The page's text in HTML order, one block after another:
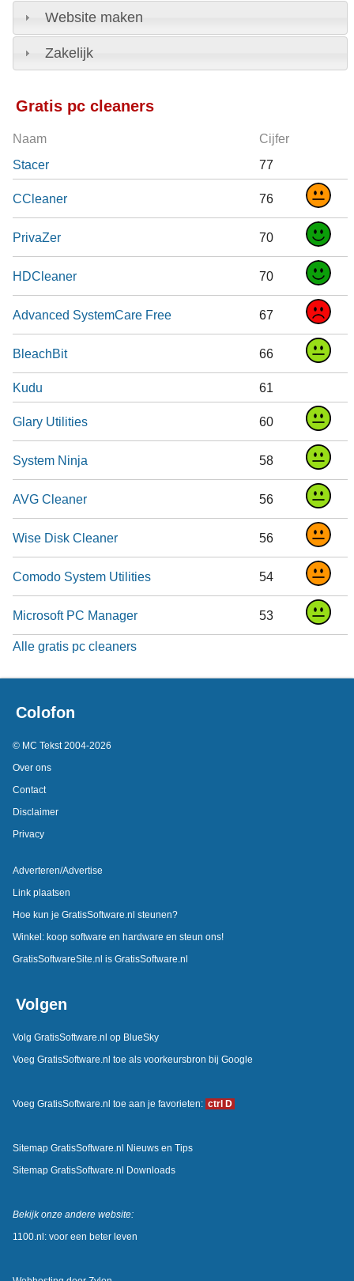
Website maken
Zakelijk
Gratis pc cleaners
Naam Cijfer
Stacer 77
CCleaner 76
PrivaZer 70
HDCleaner 70
Advanced SystemCare Free 67
BleachBit 66
Kudu 61
Glary Utilities 60
System Ninja 58
AVG Cleaner 56
Wise Disk Cleaner 56
Comodo System Utilities 54
Microsoft PC Manager 53
Alle gratis pc cleaners
Colofon
© MC Tekst 2004-2026
Over ons
Contact
Disclaimer
Privacy
Adverteren/Advertise
Link plaatsen
Hoe kun je GratisSoftware.nl steunen?
Winkel: koop software en hardware en steun ons!
GratisSoftwareSite.nl is GratisSoftware.nl
Volgen
Volg GratisSoftware.nl op BlueSky
Voeg GratisSoftware.nl toe als voorkeursbron bij Google
Voeg GratisSoftware.nl toe aan je favorieten: ctrl D
Sitemap GratisSoftware.nl Nieuws en Tips
Sitemap GratisSoftware.nl Downloads
Bekijk onze andere website:
1100.nl: voor een beter leven